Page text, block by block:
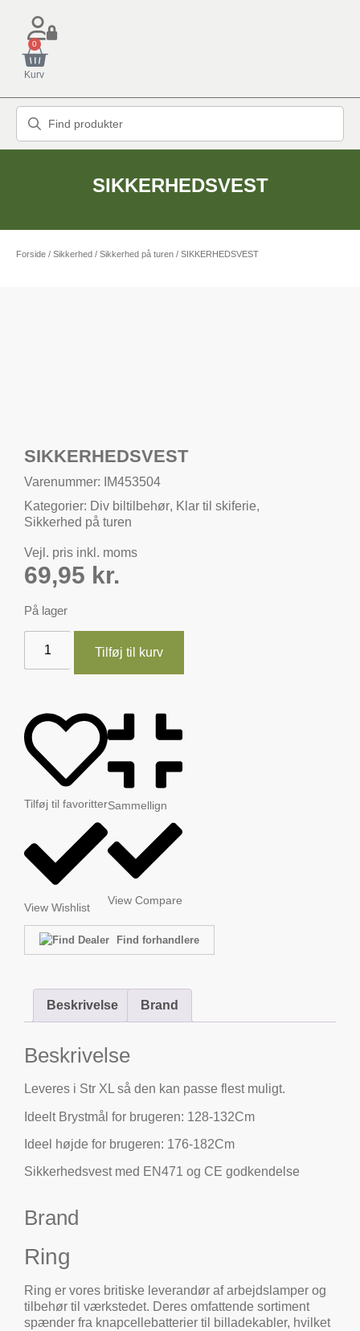
0
Kurv
SIKKERHEDSVEST
Forside / Sikkerhed / Sikkerhed på turen / SIKKERHEDSVEST
SIKKERHEDSVEST
Varenummer: IM453504
Kategorier: Div biltilbehør, Klar til skiferie,
Sikkerhed på turen
Vejl. pris inkl. moms
69,95 kr.
På lager
Tilføj til kurv
Tilføj til favoritter
View Wishlist
Sammellign
View Compare
Find forhandlere
Beskrivelse Brand
Beskrivelse
Leveres i Str XL så den kan passe flest muligt.
Ideelt Brystmål for brugeren: 128-132Cm
Ideel højde for brugeren: 176-182Cm
Sikkerhedsvest med EN471 og CE godkendelse
Brand
Ring
Ring er vores britiske leverandør af arbejdslamper og
tilbehør til værkstedet. Deres omfattende sortiment
spænder fra knapcellebatterier til billadekabler, hvilket